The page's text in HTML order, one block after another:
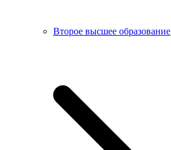
Второе высшее образование